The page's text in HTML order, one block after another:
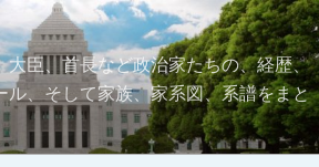
大臣、首長など政治家たちの、経歴、
ル、そして家族、家系図、系譜をまと